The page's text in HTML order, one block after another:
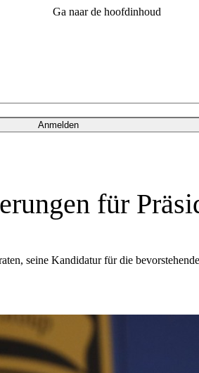
Ga naar de hoofdinhoud
Anmelden
für
seine Kandidatur für die